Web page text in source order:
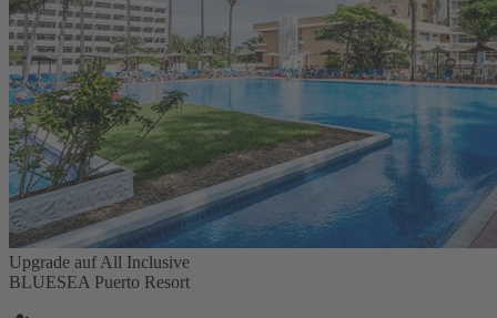
Upgrade auf All Inclusive
BLUESEA Puerto Resort